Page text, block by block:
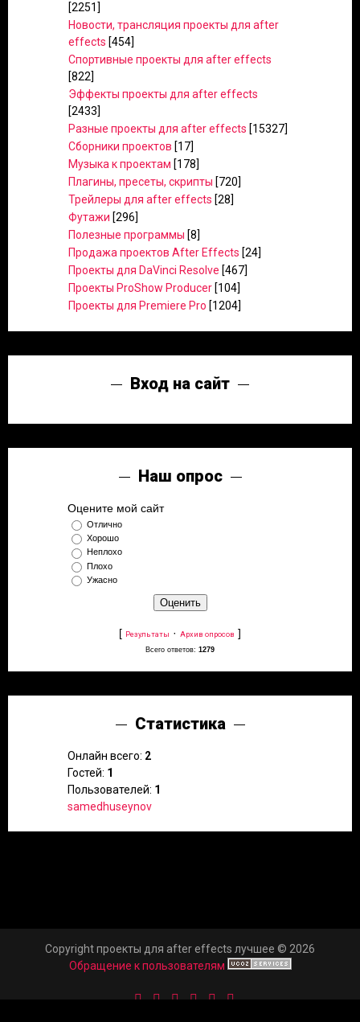
[2251]
Новости, трансляция проекты для after
effects [454]
Спортивные проекты для after effects
[822]
Эффекты проекты для after effects
[2433]
Разные проекты для after effects [15327]
Сборники проектов [17]
Музыка к проектам [178]
Плагины, пресеты, скрипты [720]
Трейлеры для after effects [28]
Футажи [296]
Полезные программы [8]
Продажа проектов After Effects [24]
Проекты для DaVinci Resolve [467]
Проекты ProShow Producer [104]
Проекты для Premiere Pro [1204]
Вход на сайт
Наш опрос
Оцените мой сайт
Отлично
Хорошо
Неплохо
Плохо
Ужасно
[ Результаты · Архив опросов ]
Всего ответов: 1279
Статистика
Онлайн всего: 2
Гостей: 1
Пользователей: 1
samedhuseynov
Copyright проекты для after effects лучшее © 2026
Обращение к пользователям